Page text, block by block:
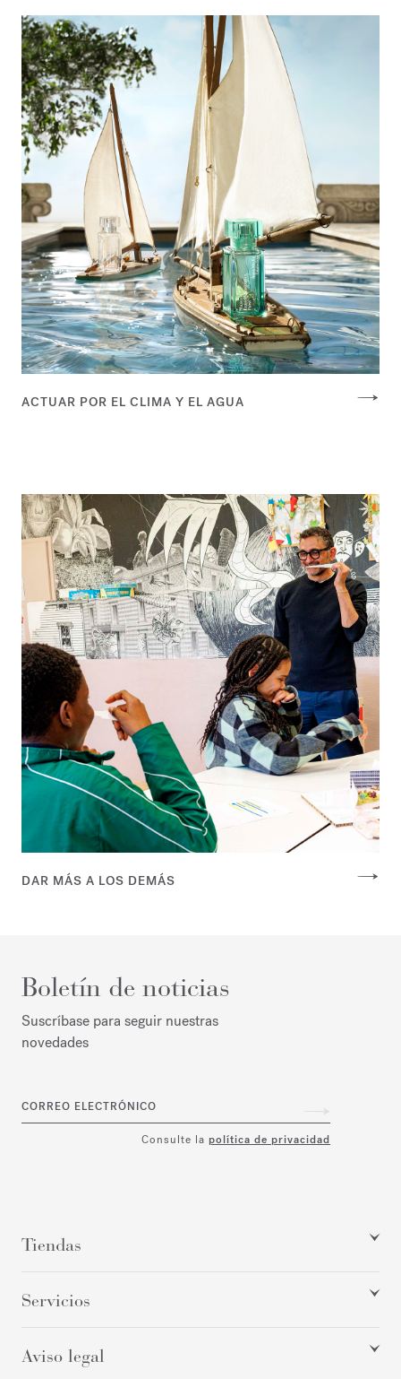
ACTUAR POR EL CLIMA Y EL AGUA
DAR MÁS A LOS DEMÁS
Boletín de noticias
Suscríbase para seguir nuestras
novedades
CORREO ELECTRÓNICO
Consulte la política de privacidad
Tiendas
Servicios
Aviso legal